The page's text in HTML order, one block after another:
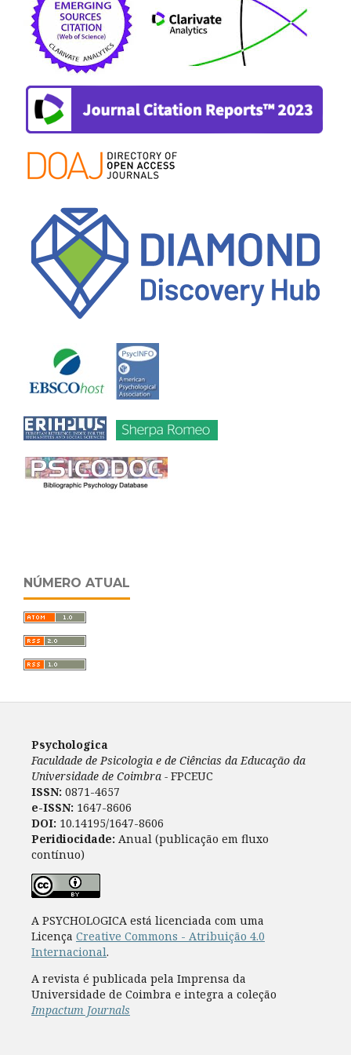
NÚMERO ATUAL
Psychologica
Faculdade de Psicologia e de Ciências da Educação da
Universidade de Coimbra - FPCEUC
ISSN: 0871-4657
e-ISSN: 1647-8606
DOI: 10.14195/1647-8606
Peridiocidade: Anual (publicação em fluxo
contínuo)
A PSYCHOLOGICA está licenciada com uma
Licença Creative Commons - Atribuição 4.0
Internacional.
A revista é publicada pela Imprensa da
Universidade de Coimbra e integra a coleção
Impactum Journals